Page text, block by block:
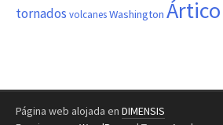
tornados volcanesWashington Ártico
Página web alojada en DIMENSIS